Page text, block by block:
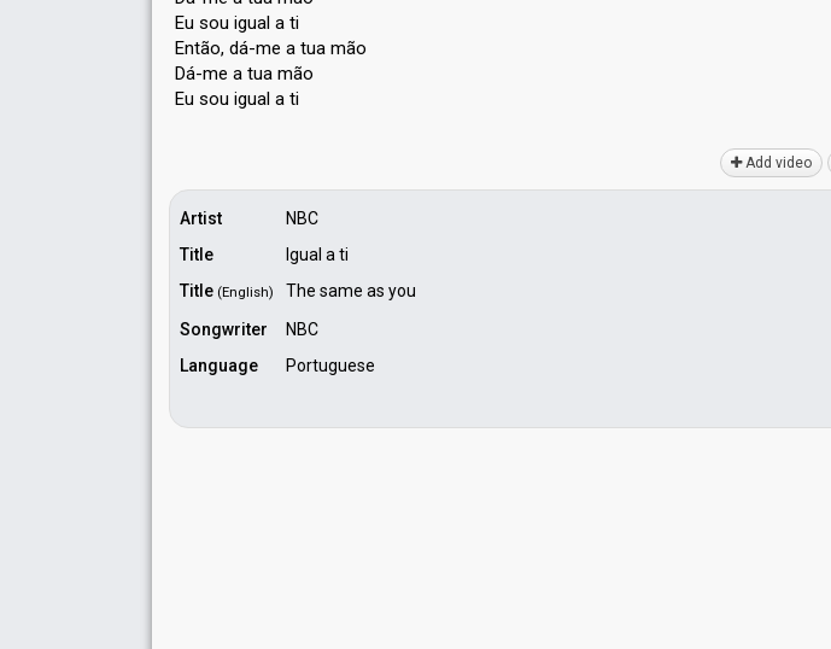
Eu sou igual a ti
Então, dá-me a tua mão
Dá-me a tua mão
Eu ѕou igual а ti
Add video
Artist
NBC
Title
Igual a ti
Title (English)
The same as you
Songwriter
NBC
Language
Portuguese